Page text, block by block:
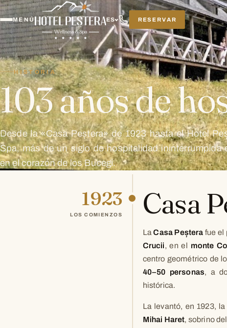
MENÚ ES RESERVAR
HISTORIA
103 años de
Desde la «Casa Peștera» de 1923 hasta el Hotel
Spa, más de un siglo de hospitalidad ininterrumpida
en el corazón de los Bucegi.
1923
LOS COMIENZOS Casa
LaCasa Peștera fue el
Crucii, en el monte
centro geométrico de
40–50 personas, a
histórica.
La levantó, en 1923,
Mihai Haret, sobrino